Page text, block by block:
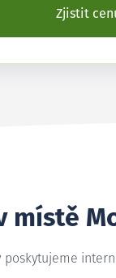
Zjistit
poskytujeme